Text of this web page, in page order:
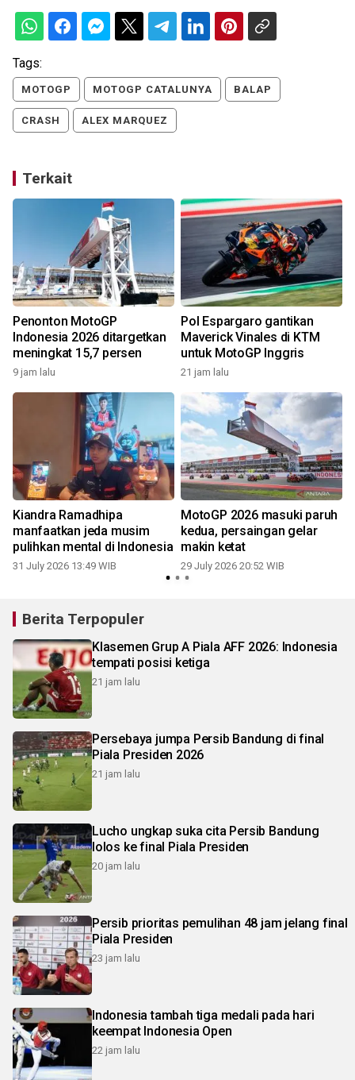
Tags:
MOTOGP MOTOGP CATALUNYA BALAP
CRASH ALEX MARQUEZ
Terkait
Penonton MotoGP
Indonesia 2026 ditargetkan
meningkat 15,7 persen
9 jam lalu
Pol Espargaro gantikan
Maverick Vinales di KTM
untuk MotoGP Inggris
21 jam lalu
Kiandra Ramadhipa
manfaatkan jeda musim
pulihkan mental di Indonesia
31 July 2026 13:49 WIB
MotoGP 2026 masuki paruh
kedua, persaingan gelar
makin ketat
29 July 2026 20:52 WIB
Berita Terpopuler
Klasemen Grup A Piala AFF 2026: Indonesia
tempati posisi ketiga
21 jam lalu
Persebaya jumpa Persib Bandung di final
Piala Presiden 2026
21 jam lalu
Lucho ungkap suka cita Persib Bandung
lolos ke final Piala Presiden
20 jam lalu
Persib prioritas pemulihan 48 jam jelang final
Piala Presiden
23 jam lalu
Indonesia tambah tiga medali pada hari
keempat Indonesia Open
22 jam lalu